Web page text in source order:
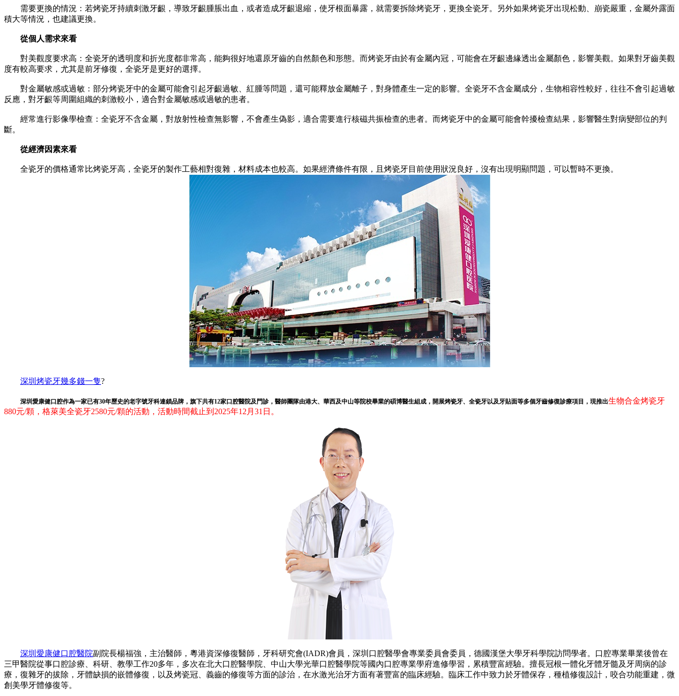
需要更換的情況：若烤瓷牙持續刺激牙齦，導致牙齦腫脹出血，或者造成牙齦退縮，使牙根面暴露，就需要拆除烤瓷牙，更換全瓷牙。另外如果烤瓷牙出現松動、崩瓷嚴重，金屬外露面
積大等情況，也建議更換。
從個人需求來看
對美觀度要求高：全瓷牙的透明度和折光度都非常高，能夠很好地還原牙齒的自然顏色和形態。而烤瓷牙由於有金屬內冠，可能會在牙齦邊緣透出金屬顏色，影響美觀。如果對牙齒美觀
度有較高要求，尤其是前牙修復，全瓷牙是更好的選擇。
對金屬敏感或過敏：部分烤瓷牙中的金屬可能會引起牙齦過敏、紅腫等問題，還可能釋放金屬離子，對身體產生一定的影響。全瓷牙不含金屬成分，生物相容性較好，往往不會引起過敏
反應，對牙齦等周圍組織的刺激較小，適合對金屬敏感或過敏的患者。
經常進行影像學檢查：全瓷牙不含金屬，對放射性檢查無影響，不會產生偽影，適合需要進行核磁共振檢查的患者。而烤瓷牙中的金屬可能會幹擾檢查結果，影響醫生對病變部位的判
斷。
從經濟因素來看
全瓷牙的價格通常比烤瓷牙高，全瓷牙的製作工藝相對復雜，材料成本也較高。如果經濟條件有限，且烤瓷牙目前使用狀況良好，沒有出現明顯問題，可以暫時不更換。
深圳烤瓷牙幾多錢一隻?
深圳愛康健口腔作為一家已有30年歷史的老字號牙科連鎖品牌，旗下共有12家口腔醫院及門診，醫師團隊由港大、華西及中山等院校畢業的碩博醫生組成，開展烤瓷牙、全瓷牙以及牙貼面等多個牙齒修復診療項目，現推出生物合金烤瓷牙
880元/顆，格萊美全瓷牙2580元/顆的活動，活動時間截止到2025年12月31日。
深圳愛康健口腔醫院副院長楊福強，主治醫師，粵港資深修復醫師，牙科研究會(IADR)會員，深圳口腔醫學會專業委員會委員，德國漢堡大學牙科學院訪問學者。口腔專業畢業後曾在
三甲醫院從事口腔診療、科研、教學工作20多年，多次在北大口腔醫學院、中山大學光華口腔醫學院等國內口腔專業學府進修學習，累積豐富經驗。擅長冠根一體化牙體牙髓及牙周病的診
療，復雜牙的拔除，牙體缺損的嵌體修復，以及烤瓷冠、義齒的修復等方面的診治，在水激光治牙方面有著豐富的臨床經驗。臨床工作中致力於牙體保存，種植修復設計，咬合功能重建，微
創美學牙體修復等。